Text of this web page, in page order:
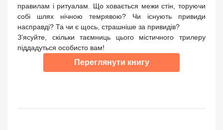
правилам і ритуалам. Що ховається межи стін, торуючи
собі шлях нічною темрявою? Чи існують привиди
насправді? Та чи є щось, страшніше за привидів?
З’ясуйте, скільки таємниць цього містичного трилеру
піддадуться особисто вам!
Переглянути книгу